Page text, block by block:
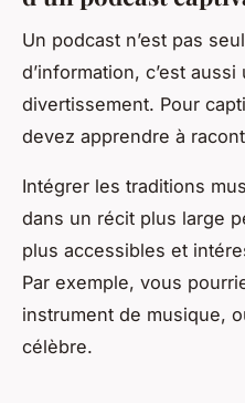
Un podcast n’est pas
d’information, c’est
divertissement. Pour
devez apprendre à
Intégrer les traditions
dans un récit plus large
plus accessibles et
Par exemple, vous
instrument de musique,
célèbre.